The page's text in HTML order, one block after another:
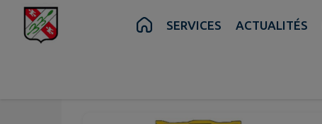
Contenu Recherche Pied de page
SERVICES ACTUALITÉS